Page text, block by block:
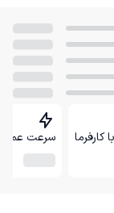
کارفرما سرعت عمل